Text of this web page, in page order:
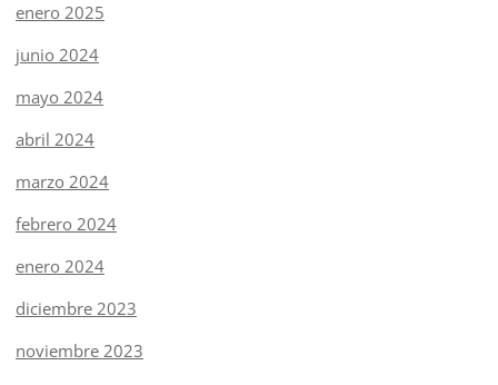
enero 2025
junio 2024
mayo 2024
abril 2024
marzo 2024
febrero 2024
enero 2024
diciembre 2023
noviembre 2023